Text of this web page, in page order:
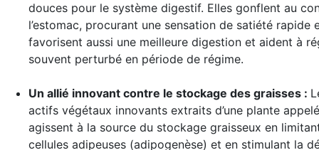
douces pour le système digestif. Elles gonflent au
l’estomac, procurant une sensation de satiété rapide
favorisent aussi une meilleure digestion et aident à
souvent perturbé en période de régime.
Un allié innovant contre le stockage des graisses :
actifs végétaux innovants extraits d’une plante
agissent à la source du stockage graisseux en
cellules adipeuses (adipogenèse) et en stimulant la